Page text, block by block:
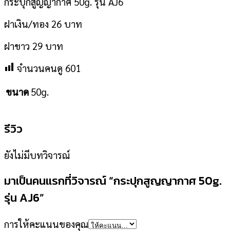
ฝาเงิน/ทอง 26 บาท
ฝาขาว 29 บาท
จำนวนคนดู 601
ขนาด 50g.
รีวิว
ยังไม่มีบทวิจารณ์
มาเป็นคนแรกที่วิจารณ์ “กระปุกสูญญากาศ 50g.
รุ่น AJ6”
การให้คะแนนของคุณ